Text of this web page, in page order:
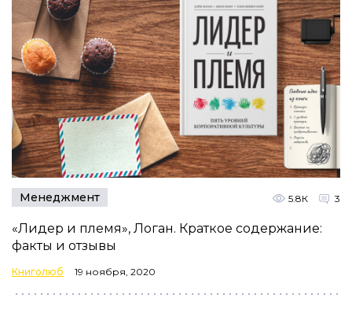
Менеджмент 5.8К 3
«Лидер и племя», Логан. Краткое содержание:
факты и отзывы
Книголюб 19 ноября, 2020